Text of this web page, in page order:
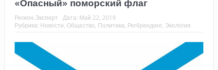
«Опасный» поморский флаг
Регион.Эксперт Дата: Май 22, 2019
Рубрика: Новости Общество Политика Регбрендинг, Экология